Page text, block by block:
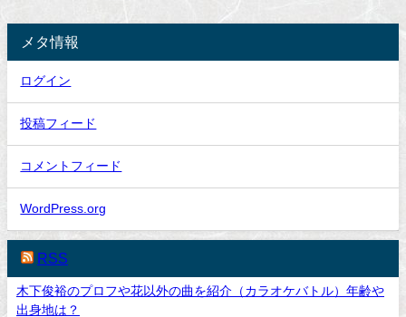
メタ情報
ログイン
投稿フィード
コメントフィード
WordPress.org
RSS
木下俊裕のプロフや花以外の曲を紹介（カラオケバトル）年齢や
出身地は？